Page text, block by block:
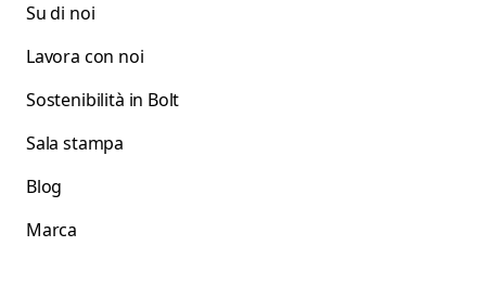
Su di noi
Lavora con noi
Sostenibilità in Bolt
Sala stampa
Blog
Marca